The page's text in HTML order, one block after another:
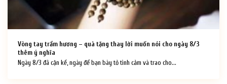
Vòng tay trầm hương – quà tặng thay lời muốn nói cho ngày 8/3
thêm ý nghĩa
Ngày 8/3 đã cận kề, ngày để bạn bày tỏ tình cảm và trao cho...